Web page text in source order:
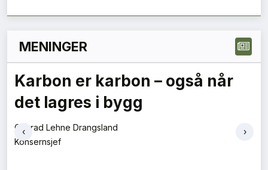
MENINGER
Hvor skal du bo når du blir
gammel?
Per-Arne Horne
Direktør
‹ ›